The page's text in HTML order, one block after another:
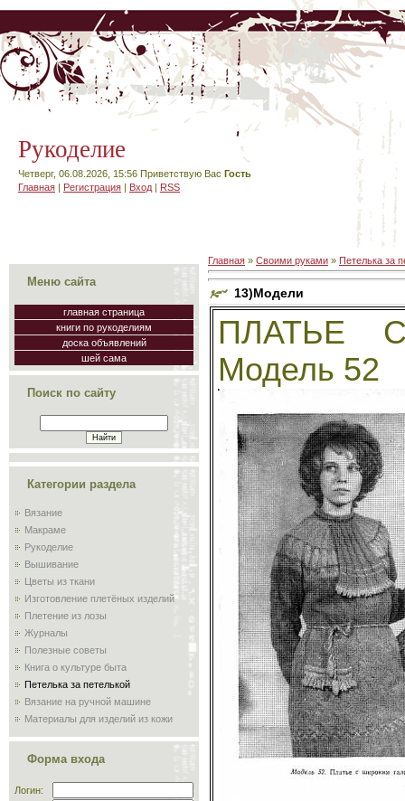
Рукоделие
Четверг, 06.08.2026, 15:56 Приветствую Вас Гость
Главная | Регистрация | Вход | RSS
Меню сайта
главная страница
книги по рукоделиям
доска объявлений
шей сама
Поиск по сайту
Категории раздела
Вязание
Макраме
Рукоделие
Вышивание
Цветы из ткани
Изготовление плетёных изделий
Плетение из лозы
Журналы
Полезные советы
Книга о культуре быта
Петелька за петелькой
Вязание на ручной машине
Материалы для изделий из кожи
Сам себе мастер
Обучение плиточников и
мозаичников
Форма входа
Логин:
Главная » Своими руками » Петелька за
13)Модели
ПЛАТЬЕ
Модель 52